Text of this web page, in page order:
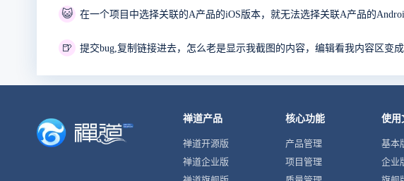
😺
🍺
禅道产品
禅道开源版
禅道企业版
核心功能
产品管理
项目管理
使用
基本
企业